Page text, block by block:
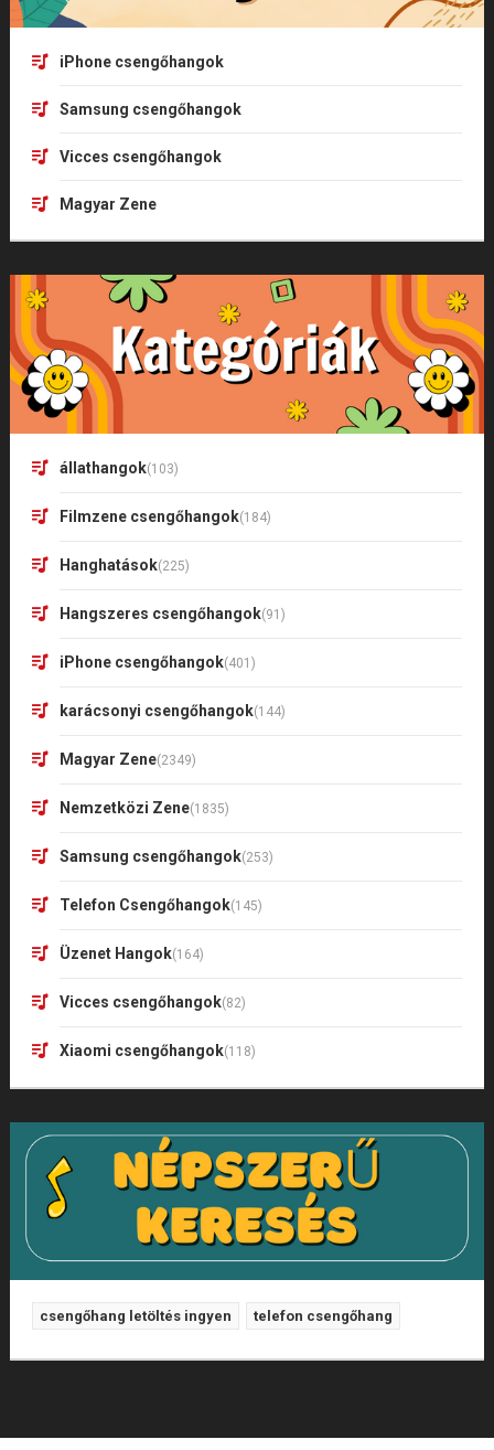
iPhone csengőhangok
Samsung csengőhangok
Vicces csengőhangok
Magyar Zene
állathangok(103)
Filmzene csengőhangok(184)
Hanghatások(225)
Hangszeres csengőhangok(91)
iPhone csengőhangok(401)
karácsonyi csengőhangok(144)
Magyar Zene(2349)
Nemzetközi Zene(1835)
Samsung csengőhangok(253)
Telefon Csengőhangok(145)
Üzenet Hangok(164)
Vicces csengőhangok(82)
Xiaomi csengőhangok(118)
csengőhang letöltés ingyen telefon csengőhang